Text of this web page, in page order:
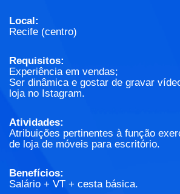
Local:
Recife (centro)
Requisitos:
Experiência em vendas;
Ser dinâmica e gostar de gravar
loja no Istagram.
Atividades:
Atribuições pertinentes à função
de loja de móveis para escritório.
Benefícios:
Salário + VT + cesta básica.